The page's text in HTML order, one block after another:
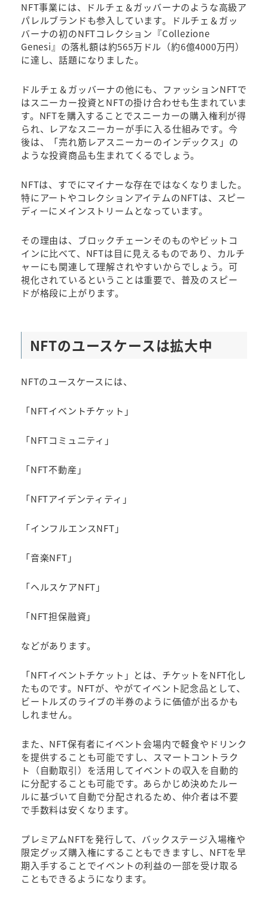
NFT事業には、ドルチェ＆ガッバーナのような高級ア
パレルブランドも参入しています。ドルチェ＆ガッ
バーナの初のNFTコレクション『Collezione
Genesi』の落札額は約565万ドル（約6億4000万円）
に達し、話題になりました。
ドルチェ＆ガッバーナの他にも、ファッションNFTで
はスニーカー投資とNFTの掛け合わせも生まれていま
す。NFTを購入することでスニーカーの購入権利が得
られ、レアなスニーカーが手に入る仕組みです。今
後は、「売れ筋レアスニーカーのインデックス」の
ような投資商品も生まれてくるでしょう。
NFTは、すでにマイナーな存在ではなくなりました。
特にアートやコレクションアイテムのNFTは、スピー
ディーにメインストリームとなっています。
その理由は、ブロックチェーンそのものやビットコ
インに比べて、NFTは目に見えるものであり、カルチ
ャーにも関連して理解されやすいからでしょう。可
視化されているということは重要で、普及のスピー
ドが格段に上がります。
NFTのユースケースは拡大中
NFTのユースケースには、
「NFTイベントチケット」
「NFTコミュニティ」
「NFT不動産」
「NFTアイデンティティ」
「インフルエンスNFT」
「音楽NFT」
「ヘルスケアNFT」
「NFT担保融資」
などがあります。
「NFTイベントチケット」とは、チケットをNFT化し
たものです。NFTが、やがてイベント記念品として、
ビートルズのライブの半券のように価値が出るかも
しれません。
また、NFT保有者にイベント会場内で軽食やドリンク
を提供することも可能ですし、スマートコントラク
ト（自動取引）を活用してイベントの収入を自動的
に分配することも可能です。あらかじめ決めたルー
ルに基づいて自動で分配されるため、仲介者は不要
で手数料は安くなります。
プレミアムNFTを発行して、バックステージ入場権や
限定グッズ購入権にすることもできますし、NFTを早
期入手することでイベントの利益の一部を受け取る
こともできるようになります。